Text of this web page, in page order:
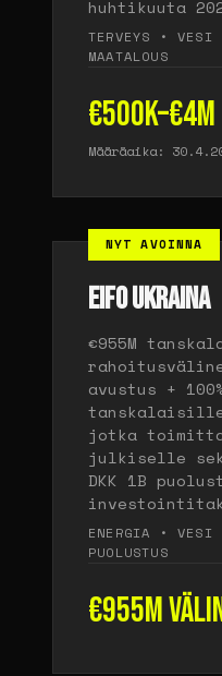
huhtikuuta
TERVEYS • VESI
MAATALOUS
€500K–€4M
Määräaika:
NYT AVOINNA
EIFO UKRAINA
€955M
avustus +
jotka
julkiselle
DKK 1B
ENERGIA • VESI
PUOLUSTUS
€955M